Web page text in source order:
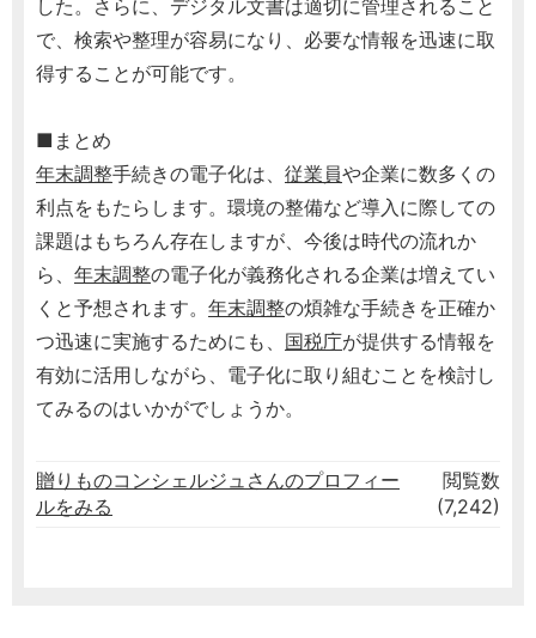
した。さらに、デジタル文書は適切に管理されること
で、検索や整理が容易になり、必要な情報を迅速に取
得することが可能です。
■まとめ
年末調整手続きの電子化は、 従業員や企業に数多くの
利点をもたらします。環境の整備など導入に際しての
課題はもちろん存在しますが、今後は時代の流れか
ら、 年末調整の電子化が義務化される企業は増えてい
くと予想されます。 年末調整の煩雑な手続きを正確か
つ迅速に実施するためにも、 国税庁が提供する情報を
有効に活用しながら、電子化に取り組むことを検討し
てみるのはいかがでしょうか。
贈りものコンシェルジュさんのプロフィー
ルをみる
閲覧数
(7,242)